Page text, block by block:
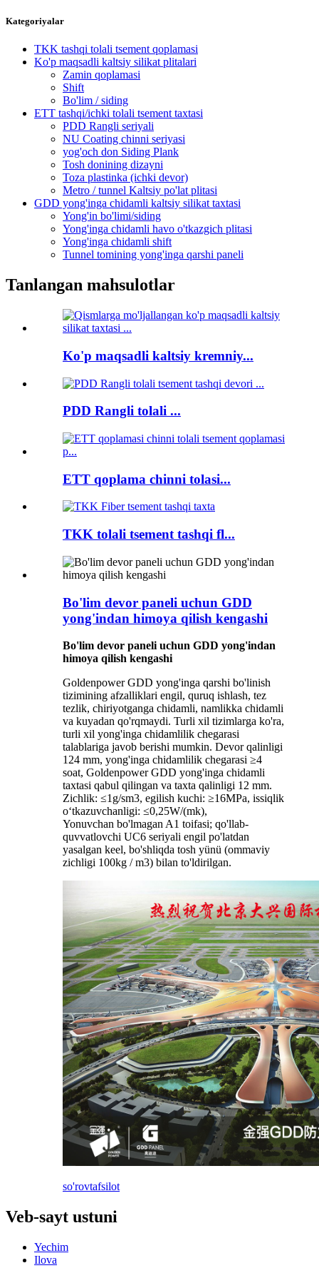
Kategoriyalar
TKK tashqi tolali tsement qoplamasi
Ko'p maqsadli kaltsiy silikat plitalari
Zamin qoplamasi
Shift
Bo'lim / siding
ETT tashqi/ichki tolali tsement taxtasi
PDD Rangli seriyali
NU Coating chinni seriyasi
yog'och don Siding Plank
Tosh donining dizayni
Toza plastinka (ichki devor)
Metro / tunnel Kaltsiy po'lat plitasi
GDD yong'inga chidamli kaltsiy silikat taxtasi
Yong'in bo'limi/siding
Yong'inga chidamli havo o'tkazgich plitasi
Yong'inga chidamli shift
Tunnel tomining yong'inga qarshi paneli
Tanlangan mahsulotlar
Ko'p maqsadli kaltsiy kremniy...
PDD Rangli tolali ...
ETT qoplama chinni tolasi...
TKK tolali tsement tashqi fl...
Bo'lim devor paneli uchun GDD
yong'indan himoya qilish kengashi
Bo'lim devor paneli uchun GDD yong'indan
himoya qilish kengashi
Goldenpower GDD yong'inga qarshi bo'linish
tizimining afzalliklari engil, quruq ishlash, tez
tezlik, chiriyotganga chidamli, namlikka chidamli
va kuyadan qo'rqmaydi. Turli xil tizimlarga ko'ra,
turli xil yong'inga chidamlilik chegarasi
talablariga javob berishi mumkin. Devor qalinligi
124 mm, yong'inga chidamlilik chegarasi ≥4
soat, Goldenpower GDD yong'inga chidamli
taxtasi qabul qilingan va taxta qalinligi 12 mm.
Zichlik: ≤1g/sm3, egilish kuchi: ≥16MPa, issiqlik
o‘tkazuvchanligi: ≤0,25W/(mk),
Yonuvchan bo'lmagan A1 toifasi; qo'llab-
quvvatlovchi UC6 seriyali engil po'latdan
yasalgan keel, bo'shliqda tosh yünü (ommaviy
zichligi 100kg / m3) bilan to'ldirilgan.
so'rovtafsilot
Veb-sayt ustuni
Yechim
Ilova